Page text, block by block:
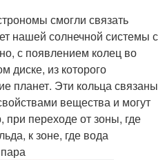
смогли связать
нашей солнечной системы с
с появлением колец во
из которого
планет. Эти кольца связаны
вещества и могут
переходе от зоны, где
к зоне, где вода